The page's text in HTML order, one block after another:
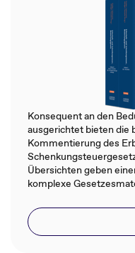
Konsequent an den
ausgerichtet bieten die
Kommentierung des
Übersichten geben
komplexe